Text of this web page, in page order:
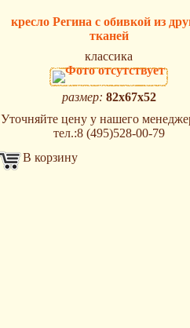
кресло Регина с обивкой из
тканей
классика
размер: 82х67х52
Уточняйте цену у нашего
тел.:8 (495)528-00-79
В корзину